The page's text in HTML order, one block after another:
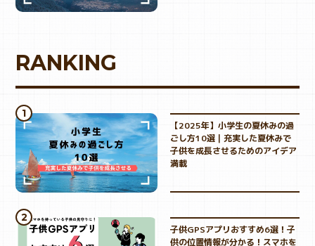
RANKING
【2025年】小学生の夏休みの過
ごし方10選｜充実した夏休みで
子供を成長させるためのアイデア
満載
子供GPSアプリおすすめ6選！子
供の位置情報が分かる！スマホを